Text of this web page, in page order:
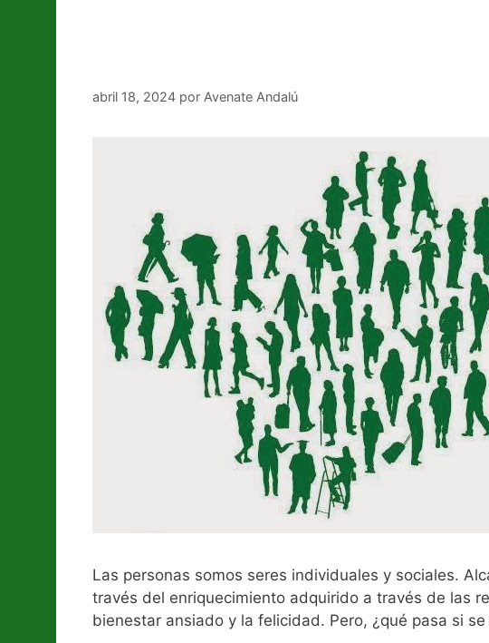
abril 18, 2024 por Avenate Andalú
Las personas somos seres individuales y sociales.
través del enriquecimiento adquirido a través de las
bienestar ansiado y la felicidad. Pero, ¿qué pasa si